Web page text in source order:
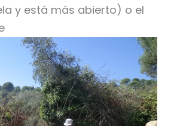
y está más abierto) o el